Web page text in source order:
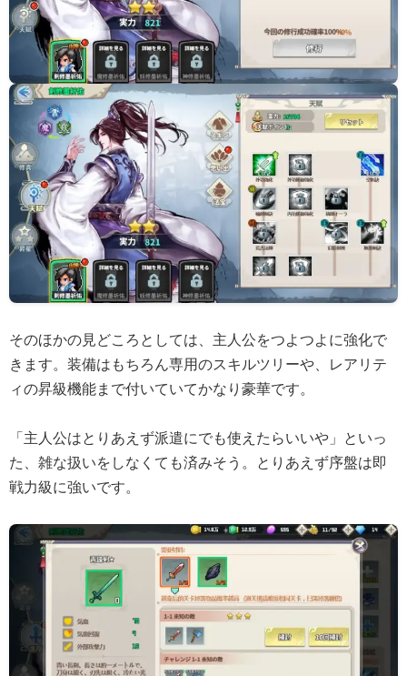
そのほかの見どころとしては、主人公をつよつよに強化で
きます。装備はもちろん専用のスキルツリーや、レアリテ
ィの昇級機能まで付いていてかなり豪華です。
「主人公はとりあえず派遣にでも使えたらいいや」といっ
た、雑な扱いをしなくても済みそう。とりあえず序盤は即
戦力級に強いです。